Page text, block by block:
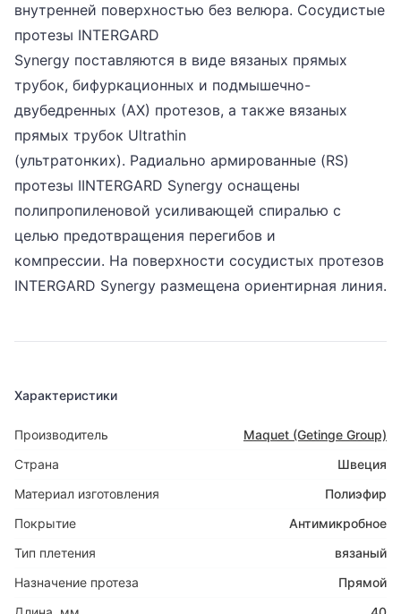
внутренней поверхностью без велюра. Сосудистые
протезы INTERGARD
Synergy поставляются в виде вязаных прямых
трубок, бифуркационных и подмышечно-
двубедренных (АХ) протезов, а также вязаных
прямых трубок Ultrathin
(ультратонких). Радиально армированные (RS)
протезы IINTERGARD Synergy оснащены
полипропиленовой усиливающей спиралью с
целью предотвращения перегибов и
компрессии. На поверхности сосудистых протезов
INTERGARD Synergy размещена ориентирная линия.
Характеристики
Производитель
Maquet (Getinge Group)
Страна
Швеция
Материал изготовления
Полиэфир
Покрытие
Антимикробное
Тип плетения
вязаный
Назначение протеза
Прямой